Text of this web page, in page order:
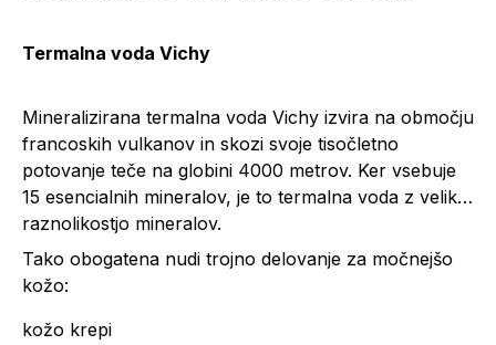
Termalna voda Vichy
Mineralizirana termalna voda Vichy izvira na območju
francoskih vulkanov in skozi svoje tisočletno
potovanje teče na globini 4000 metrov. Ker vsebuje
15 esencialnih mineralov, je to termalna voda z veliko
raznolikostjo mineralov.
Tako obogatena nudi trojno delovanje za močnejšo
kožo:
kožo krepi